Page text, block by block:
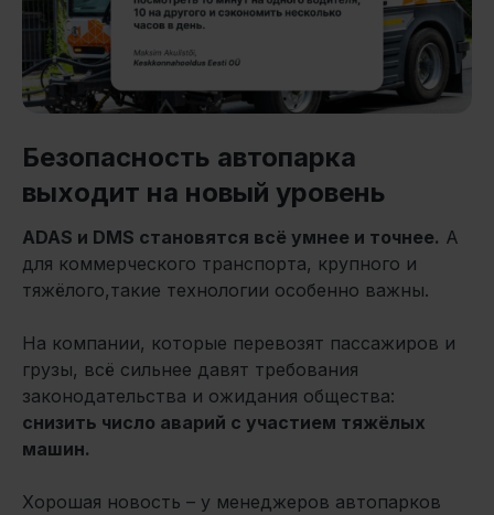
Безопасность автопарка
выходит на новый уровень
ADAS и DMS становятся всё умнее и точнее. А
для коммерческого транспорта, крупного и
тяжёлого,такие технологии особенно важны.
На компании, которые перевозят пассажиров и
грузы, всё сильнее давят требования
законодательства и ожидания общества:
снизить число аварий с участием тяжёлых
машин.
Хорошая новость – у менеджеров автопарков